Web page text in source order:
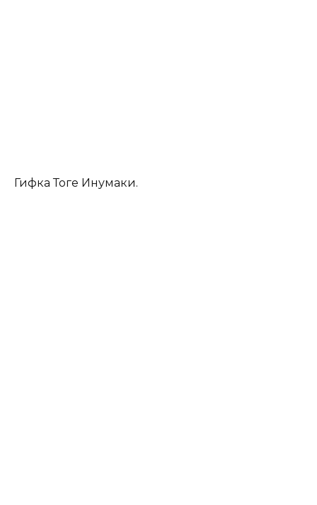
Гифка Тоге Инумаки.